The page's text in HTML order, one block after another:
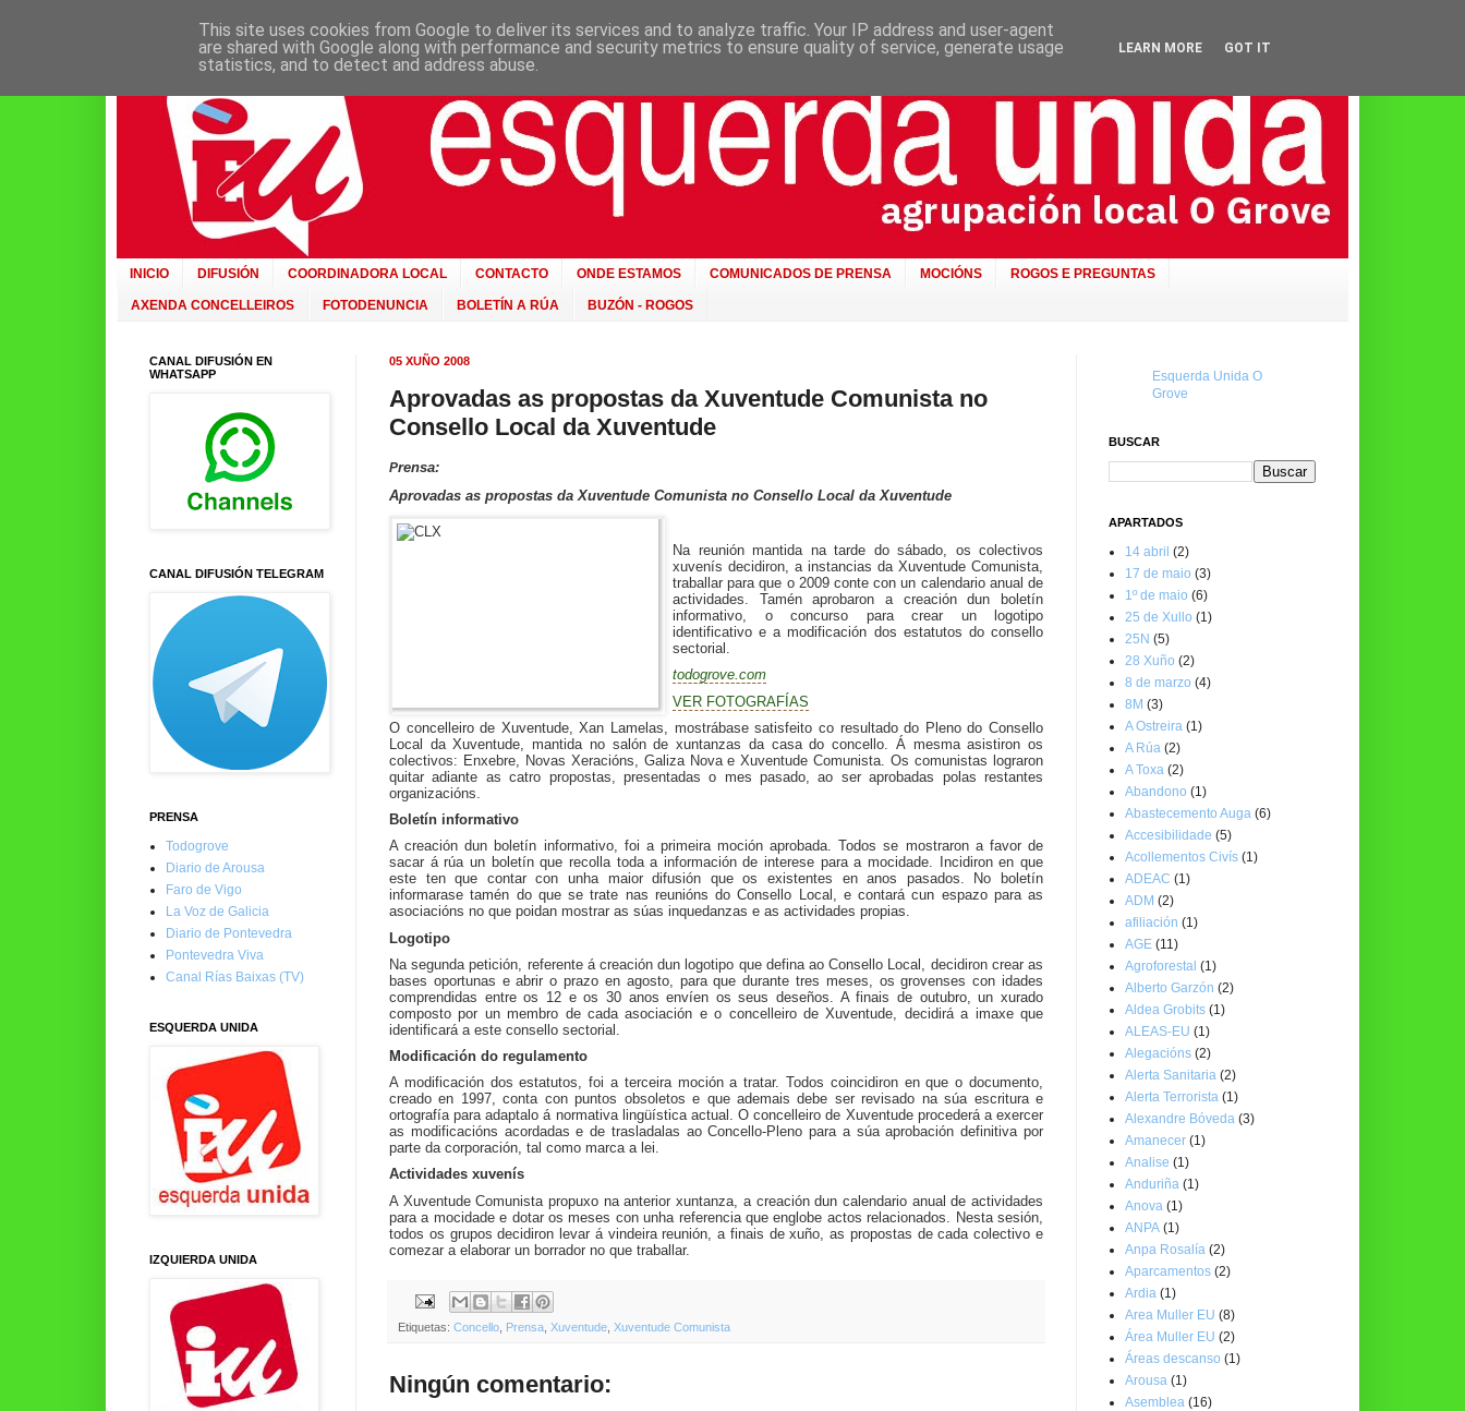
INICIO DIFUSIÓN COORDINADORA LOCAL CONTACTO ONDE ESTAMOS COMUNICADOS DE PRENSA MOCIÓNS ROGOS E PREGUNTAS
AXENDA CONCELLEIROS FOTODENUNCIA BOLETÍN A RÚA BUZÓN - ROGOS
05 XUÑO 2008
Aprovadas as propostas da Xuventude Comunista no
Consello Local da Xuventude
Prensa:
Aprovadas as propostas da Xuventude Comunista no Consello Local da Xuventude
Na reunión mantida na tarde do sábado, os colectivos
xuvenís decidiron, a instancias da Xuventude Comunista,
traballar para que o 2009 conte con un calendario anual de
actividades. Tamén aprobaron a creación dun boletín
informativo, o concurso para crear un logotipo
identificativo e a modificación dos estatutos do consello
sectorial.
todogrove.com
VER FOTOGRAFÍAS
O concelleiro de Xuventude, Xan Lamelas, mostrábase satisfeito co resultado do Pleno do Consello
Local da Xuventude, mantida no salón de xuntanzas da casa do concello.
Á mesma asistiron os
colectivos: Enxebre, Novas Xeracións, Galiza Nova e Xuventude Comunista. Os comunistas lograron
quitar adiante as catro propostas, presentadas o mes pasado, ao ser aprobadas polas restantes
organizacións.
Boletín informativo
A creación dun boletín informativo, foi a primeira moción aprobada. Todos se mostraron a favor de
sacar á rúa un boletín que recolla toda a información de interese para a mocidade.
Incidiron en que
este ten que contar con unha maior difusión que os existentes en anos pasados. No boletín
informarase tamén do que se trate nas reunións do Consello Local, e contará cun espazo para as
asociacións no que poidan mostrar as súas inquedanzas e as actividades propias.
Logotipo
Na segunda petición, referente á creación dun logotipo que defina ao Consello Local, decidiron crear as
bases oportunas e abrir o prazo en agosto, para que durante tres meses, os grovenses con idades
comprendidas entre os 12 e os 30 anos envíen os seus deseños. A finais de outubro, un xurado
composto por un membro de cada asociación e o concelleiro de Xuventude, decidirá a imaxe que
identificará a este consello sectorial.
Modificación do regulamento
A modificación dos estatutos, foi a terceira moción a tratar. Todos coincidiron en que o documento,
creado en 1997, conta con puntos obsoletos e que ademais debe ser revisado na súa escritura e
ortografía para adaptalo á normativa lingüística actual. O concelleiro de Xuventude procederá a exercer
as modificacións acordadas e de trasladalas ao Concello-Pleno para a súa aprobación definitiva por
parte da corporación, tal como marca a lei.
Actividades xuvenís
A Xuventude Comunista propuxo na anterior xuntanza, a creación dun calendario anual de actividades
para a mocidade e dotar os meses con unha referencia que englobe actos relacionados. Nesta sesión,
todos os grupos decidiron levar á vindeira reunión, a finais de xuño, as propostas de cada colectivo e
comezar a elaborar un borrador no que traballar.
Etiquetas: Concello Prensa Xuventude Xuventude Comunista
Ningún comentario:
CANAL DIFUSIÓN EN
WHATSAPP
CANAL DIFUSIÓN TELEGRAM
PRENSA
Todogrove
Diario de Arousa
Faro de Vigo
La Voz de Galicia
Diario de Pontevedra
Pontevedra Viva
Canal Rías Baixas (TV)
ESQUERDA UNIDA
IZQUIERDA UNIDA
Esquerda Unida O
Grove
BUSCAR
APARTADOS
14 abril (2)
17 de maio (3)
1º de maio (6)
25 de Xullo (1)
25N (5)
28 Xuño (2)
8 de marzo (4)
8M (3)
A Ostreira (1)
A Rúa (2)
A Toxa (2)
Abandono (1)
Abastecemento Auga (6)
Accesibilidade (5)
Acollementos Civís (1)
ADEAC (1)
ADM (2)
afiliación (1)
AGE (11)
Agroforestal (1)
Alberto Garzón (2)
Aldea Grobits (1)
ALEAS-EU (1)
Alegacións (2)
Alerta Sanitaria (2)
Alerta Terrorista (1)
Alexandre Bóveda (3)
Amanecer (1)
Analise (1)
Anduriña (1)
Anova (1)
ANPA (1)
Anpa Rosalía (2)
Aparcamentos (2)
Ardia (1)
Area Muller EU (8)
Área Muller EU (2)
Áreas descanso (1)
Arousa (1)
Asemblea (16)
This site uses cookies from Google to deliver its services and to analyze traffic. Your IP address and user-agent
are shared with Google along with performance and security metrics to ensure quality of service, generate usage
statistics, and to detect and address abuse.
LEARN MORE GOT IT